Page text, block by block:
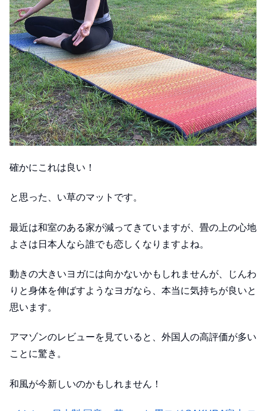
確かにこれは良い！
と思った、い草のマットです。
最近は和室のある家が減ってきていますが、畳の上の心地
よさは日本人なら誰でも恋しくなりますよね。
動きの大きいヨガには向かないかもしれませんが、じんわ
りと身体を伸ばすようなヨガなら、本当に気持ちが良いと
思います。
アマゾンのレビューを見ていると、外国人の高評価が多い
ことに驚き。
和風が今新しいのかもしれません！